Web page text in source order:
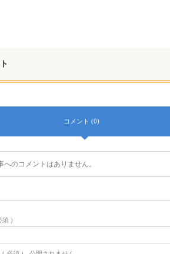
コメント (0)
へのコメントはありません。
須 )